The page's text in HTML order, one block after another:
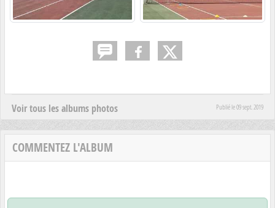
Voir tous les albums photos Publié le09 sept. 2019
COMMENTEZ L'ALBUM